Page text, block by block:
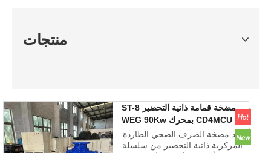
منتجات
مضخة قمامة ذاتية التحضير ST-8
CD4MCU بمحرك WEG 90Kw
تعد مضخة الصرف الصحي الطاردة
المركزية ذاتية التحضير من سلسلة